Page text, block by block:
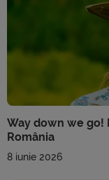
Way down we go!
România
8 iunie 2026